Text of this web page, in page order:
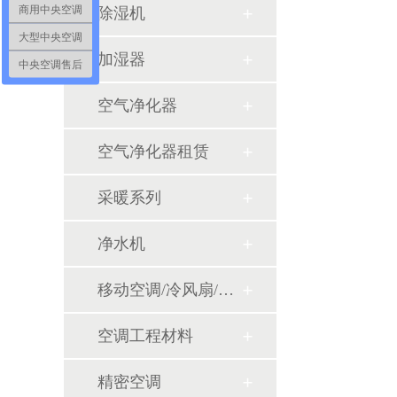
除湿机
加湿器
空气净化器
空气净化器租赁
采暖系列
净水机
移动空调/冷风扇/风幕机
空调工程材料
精密空调
商用中央空调
大型中央空调
中央空调售后